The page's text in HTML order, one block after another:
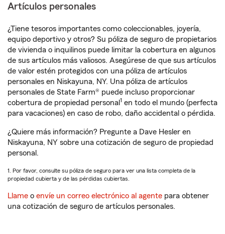
Artículos personales
¿Tiene tesoros importantes como coleccionables, joyería,
equipo deportivo y otros? Su póliza de seguro de propietarios
de vivienda o inquilinos puede limitar la cobertura en algunos
de sus artículos más valiosos. Asegúrese de que sus artículos
de valor estén protegidos con una póliza de artículos
personales en Niskayuna, NY. Una póliza de artículos
personales de State Farm® puede incluso proporcionar
cobertura de propiedad personal 1 en todo el mundo (perfecta
para vacaciones) en caso de robo, daño accidental o pérdida.
¿Quiere más información? Pregunte a Dave Hesler en
Niskayuna, NY sobre una cotización de seguro de propiedad
personal.
1. Por favor, consulte su póliza de seguro para ver una lista completa de la
propiedad cubierta y de las pérdidas cubiertas.
Llame o envíe un correo electrónico al agente para obtener
una cotización de seguro de artículos personales.